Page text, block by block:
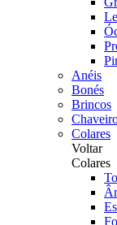
Anéis
Bonés
Brincos
Colares
Voltar
Colares